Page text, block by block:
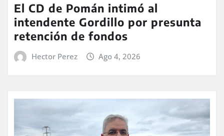
El CD de Pomán intimó al
intendente Gordillo por presunta
retención de fondos
Hector Perez Ago 4, 2026